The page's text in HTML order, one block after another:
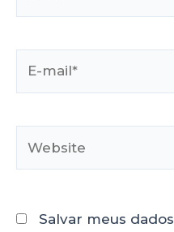
Salvar meus